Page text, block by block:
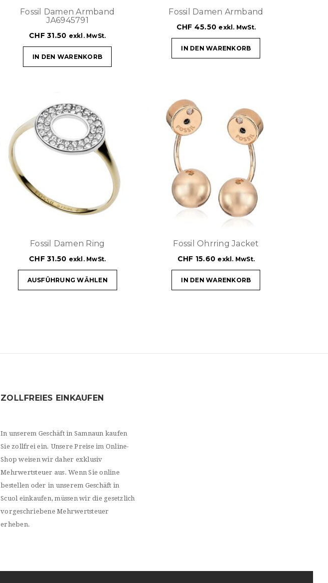
Fossil Damen Armband
JA6945791
CHF31.50 exkl. MwSt.
IN DEN WARENKORB
Fossil Damen Armband
CHF 45.50 exkl. MwSt.
IN DEN WARENKORB
Fossil Damen Ring
CHF31.50 exkl. MwSt.
AUSFÜHRUNG WÄHLEN
Fossil Ohrring Jacket
CHF 15.60 exkl. MwSt.
IN DEN WARENKORB
ZOLLFREIES EINKAUFEN
In unserem Geschäft in Samnaun kaufen
Sie zollfrei ein. Unsere Preise im Online-
Shop weisen wir daher exklusiv
Mehrwertsteuer aus. Wenn Sie online
bestellen oder in unserem Geschäft in
Scuol einkaufen, müssen wir die gesetzlich
vorgeschriebene Mehrwertsteuer
erheben.